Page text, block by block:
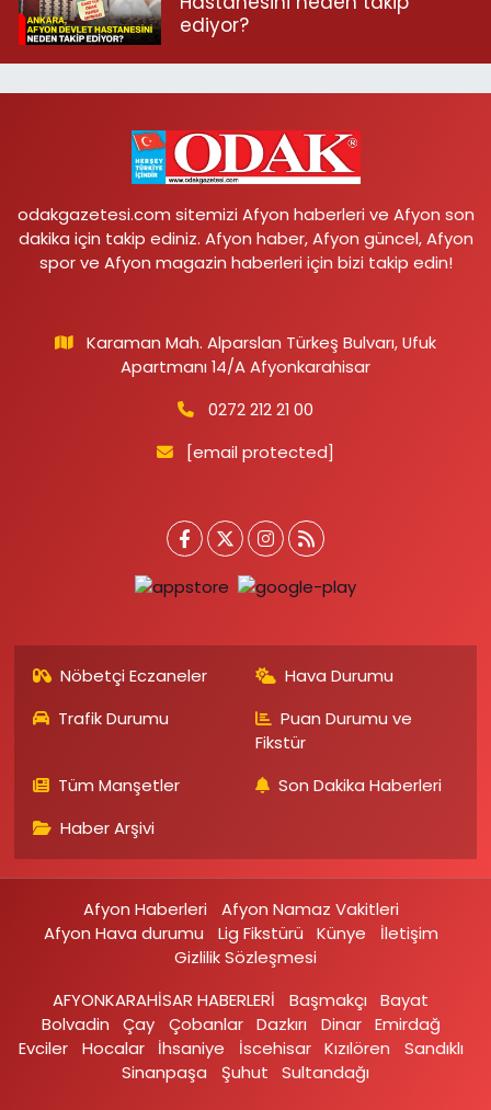
ediyor?
odakgazetesi.com sitemizi Afyon haberleri ve Afyon son
dakika için takip ediniz. Afyon haber, Afyon güncel, Afyon
spor ve Afyon magazin haberleri için bizi takip edin!
Karaman Mah. Alparslan Türkeş Bulvarı, Ufuk
Apartmanı 14/A Afyonkarahisar
0272 212 21 00
[email protected]
Nöbetçi Eczaneler
Hava Durumu
Trafik Durumu
Puan Durumu ve
Fikstür
Tüm Manşetler
Son Dakika Haberleri
Haber Arşivi
Afyon Haberleri
Afyon Namaz Vakitleri
Afyon Hava durumu
Lig Fikstürü Künye
İletişim
Gizlilik Sözleşmesi
AFYONKARAHİSAR HABERLERİ
Başmakçı
Bayat
Bolvadin
Çay Çobanlar Dazkırı Dinar Emirdağ‎
Evciler‎
Hocalar İhsaniye‎ İscehisar Kızılören‎
Sandıklı‎
Sinanpaşa
Şuhut Sultandağı